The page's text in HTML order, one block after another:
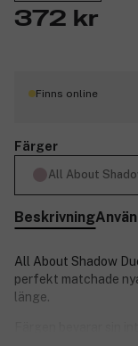
372 kr
Finns online
Färger
All About
Beskrivning
All About Shadow
perfekt matchade
länge.